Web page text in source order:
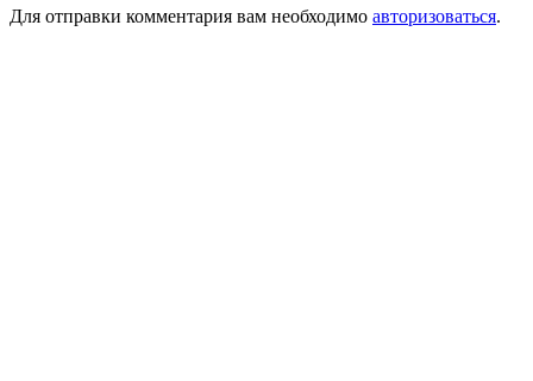
Для отправки комментария вам необходимо авторизоваться.